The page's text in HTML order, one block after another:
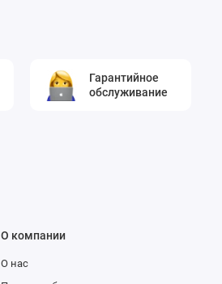
Гарантийное
обслуживание
О компании
О нас